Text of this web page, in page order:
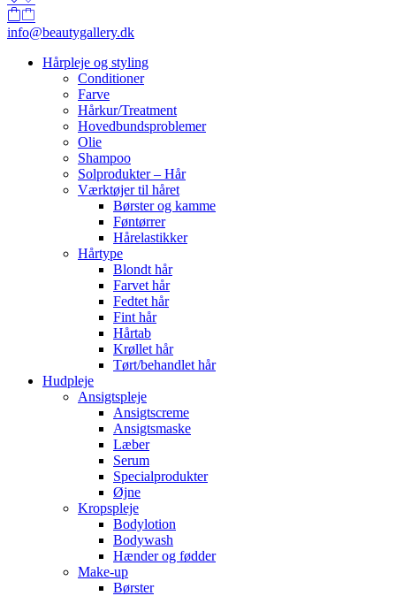
info@beautygallery.dk
Hårpleje og styling
Conditioner
Farve
Hårkur/Treatment
Hovedbundsproblemer
Olie
Shampoo
Solprodukter – Hår
Værktøjer til håret
Børster og kamme
Føntørrer
Hårelastikker
Hårtype
Blondt hår
Farvet hår
Fedtet hår
Fint hår
Hårtab
Krøllet hår
Tørt/behandlet hår
Hudpleje
Ansigtspleje
Ansigtscreme
Ansigtsmaske
Læber
Serum
Specialprodukter
Øjne
Kropspleje
Bodylotion
Bodywash
Hænder og fødder
Make-up
Børster